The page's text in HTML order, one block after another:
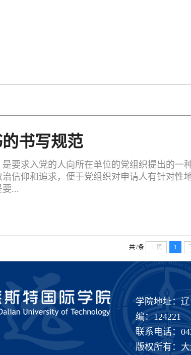
书写规范
要求入党的人向所在单位的党组织提出的
信仰和追求，便于党组织对申请人有针对
...
共7条 上页 1
学院地址：
编：124221
联系电话：
版权所有：